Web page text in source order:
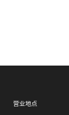
营业地点